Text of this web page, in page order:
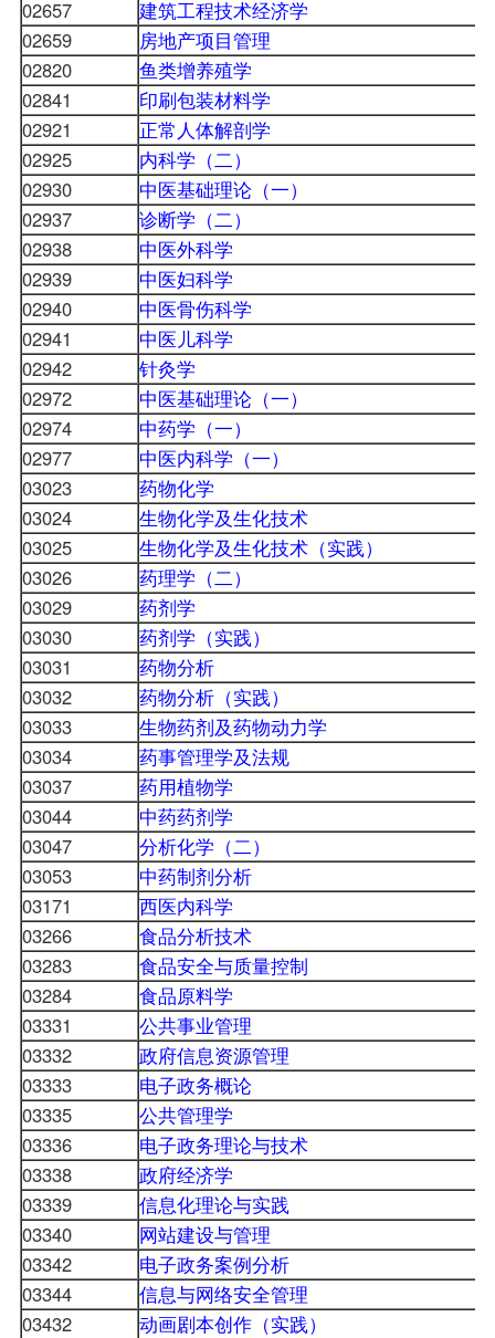
02657
建筑工程技术经济学
02659
房地产项目管理
02820
鱼类增养殖学
02841
印刷包装材料学
02921
正常人体解剖学
02925
内科学（二）
02930
中医基础理论（一）
02937
诊断学（二）
02938
中医外科学
02939
中医妇科学
02940
中医骨伤科学
02941
中医儿科学
02942
针灸学
02972
中医基础理论（一）
02974
中药学（一）
02977
中医内科学（一）
03023
药物化学
03024
生物化学及生化技术
03025
生物化学及生化技术（实践）
03026
药理学（二）
03029
药剂学
03030
药剂学（实践）
03031
药物分析
03032
药物分析（实践）
03033
生物药剂及药物动力学
03034
药事管理学及法规
03037
药用植物学
03044
中药药剂学
03047
分析化学（二）
03053
中药制剂分析
03171
西医内科学
03266
食品分析技术
03283
食品安全与质量控制
03284
食品原料学
03331
公共事业管理
03332
政府信息资源管理
03333
电子政务概论
03335
公共管理学
03336
电子政务理论与技术
03338
政府经济学
03339
信息化理论与实践
03340
网站建设与管理
03342
电子政务案例分析
03344
信息与网络安全管理
03432
动画剧本创作（实践）